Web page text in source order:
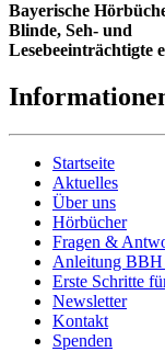
Bayerische
Blinde, Seh- und
Lesebeeinträchtigte
Startseite
Aktuelles
Über uns
Hörbücher
Fragen &
Anleitung BBH
Erste Schritte
Newsletter
Kontakt
Spenden